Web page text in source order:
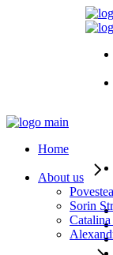
Home
About us
Sorin